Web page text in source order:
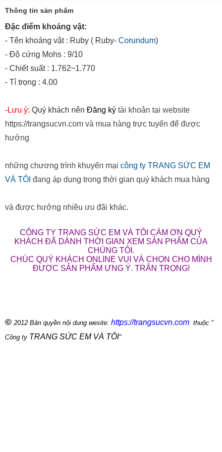
Thông tin sản phẩm
Đặc điểm khoáng vật:
- Tên khoáng vật : Ruby ( Ruby- Corundum)
- Độ cứng Mohs : 9/10
- Chiết suất : 1.762~1.770
- Tỉ trọng : 4.00
-Lưu ý: Quý khách nên Đăng ký tài khoản tại website
https://trangsucvn.com và mua hàng trực tuyến để được
hưởng
những chương trình khuyến mại công ty TRANG SỨC EM
VÀ TÔI đang áp dụng trong thời gian quý khách mua hàng
và được hưởng nhiều ưu đãi khác.
CÔNG TY TRANG SỨC EM VÀ TÔI CÁM ƠN QUÝ
KHÁCH ĐÃ DÀNH THỜI GIAN XEM SẢN PHẨM CỦA
CHÚNG TÔI.
CHÚC QUÝ KHÁCH ONLINE VUI VÀ CHỌN CHO MÌNH
ĐƯỢC SẢN PHẨM ƯNG Ý. TRÂN TRỌNG!
© 2012 Bản quyền nội dung wesite: https://trangsucvn.com thuộc "
Công ty TRANG SỨC EM VÀ TÔI"